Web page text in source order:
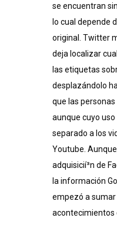
se encuentran
lo cual depende
original. Twitter
deja localizar
las etiquetas
desplazándolo
que las
aunque cuyo
separado a los
Youtube.
adquisicií³n de
la información
empezó a sumar
acontecimientos